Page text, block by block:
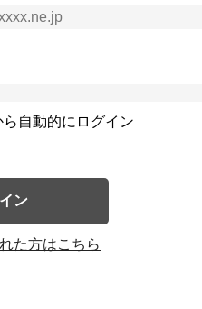
ら自動的にログイン
ン
た方はこちら